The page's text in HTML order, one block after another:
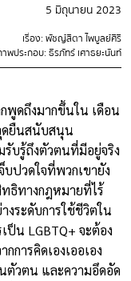
5 มิถุนายน 2023
เรื่อง: พัชญ์สิตา ไพบูลย์ศิริ
พประกอบ: ธีรภัทร์ เศาธยะนันท์
พูดถึงมากขึ้นใน เดือน
ดยืนสนับสนุน
รับรู้ถึงตัวตนที่มีอยู่จริง
บปวดใจที่พวกเขายัง
ธิทางกฎหมายที่ไร้
งระดับการใช้ชีวิตใน
ป็น LGBTQ+ จะต้อง
ารคิดเองเออเอง
ตัวตน และความอึดอัด